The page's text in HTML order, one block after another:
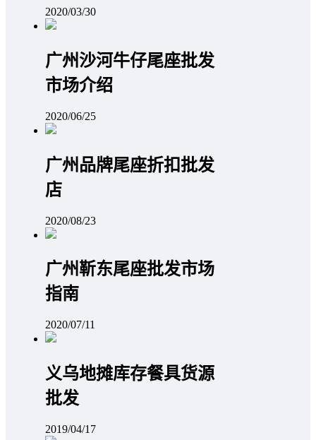
2020/03/30
广州沙河牛仔尾座批发
市场介绍
2020/06/25
广州品牌尾座折扣批发
店
2020/08/23
广州靳东尾座批发市场
指南
2020/07/11
义乌地摊库存餐具货源
批发
2019/04/17